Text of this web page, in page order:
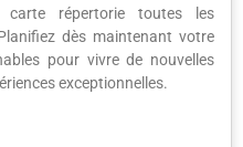
carte répertorie toutes les
dès maintenant votre
pour vivre de nouvelles
exceptionnelles.